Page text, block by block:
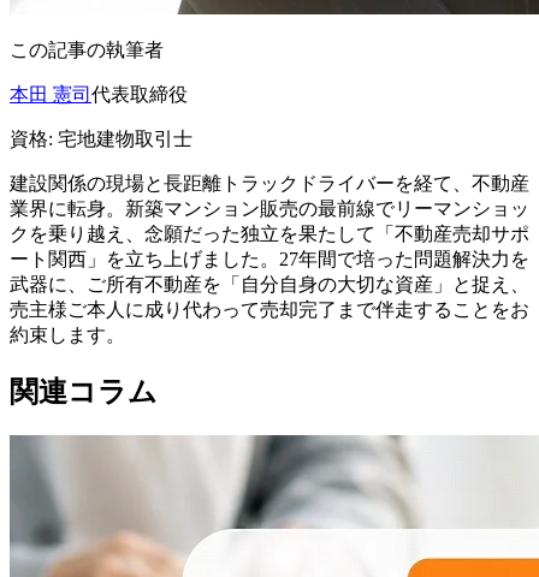
この記事の執筆者
本田 憲司 代表取締役
資格: 宅地建物取引士
建設関係の現場と長距離トラックドライバーを経て、不動産
業界に転身。新築マンション販売の最前線でリーマンショッ
クを乗り越え、念願だった独立を果たして「不動産売却サポ
ート関西」を立ち上げました。27年間で培った問題解決力を
武器に、ご所有不動産を「自分自身の大切な資産」と捉え、
売主様ご本人に成り代わって売却完了まで伴走することをお
約束します。
関連コラム